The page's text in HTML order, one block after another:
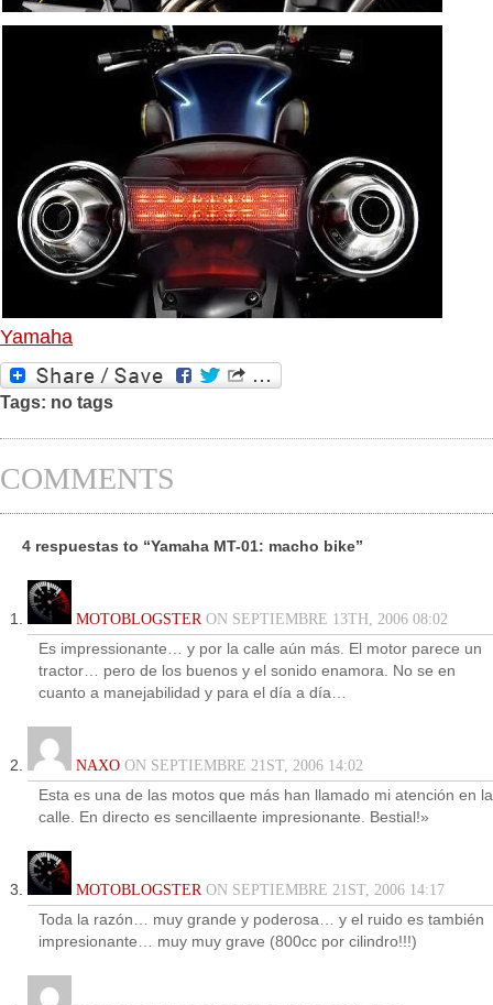
Yamaha
Tags: no tags
COMMENTS
4 respuestas to “Yamaha MT-01: macho bike”
MOTOBLOGSTERON SEPTIEMBRE 13TH, 2006 08:02
Es impressionante… y por la calle aún más. El motor parece un
tractor… pero de los buenos y el sonido enamora. No se en
cuanto a manejabilidad y para el día a día…
NAXO ON SEPTIEMBRE 21ST, 2006 14:02
Esta es una de las motos que más han llamado mi atención en la
calle. En directo es sencillaente impresionante. Bestial!»
MOTOBLOGSTERON SEPTIEMBRE 21ST, 2006 14:17
Toda la razón… muy grande y poderosa… y el ruido es también
impresionante… muy muy grave (800cc por cilindro!!!)